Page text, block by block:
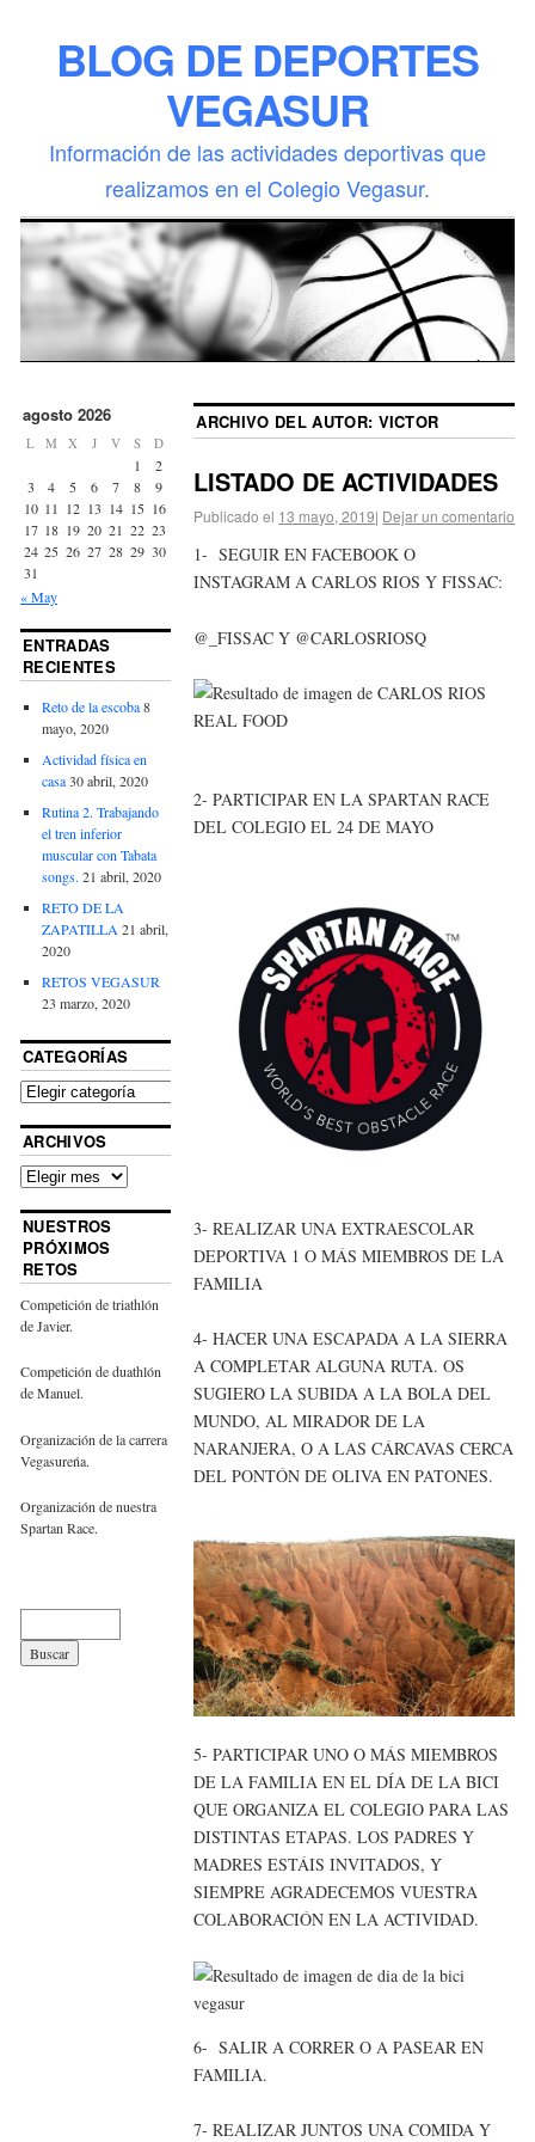
BLOG DE DEPORTES
VEGASUR
Información de las actividades deportivas que
realizamos en el Colegio Vegasur.
ARCHIVO DEL AUTOR: VICTOR
LISTADO DE ACTIVIDADES
Publicado el 13 mayo, 2019| Dejar un comentario
1- SEGUIR EN FACEBOOK O
INSTAGRAM A CARLOS RIOS Y FISSAC:
@_FISSAC Y @CARLOSRIOSQ
2- PARTICIPAR EN LA SPARTAN RACE
DEL COLEGIO EL 24 DE MAYO
3- REALIZAR UNA EXTRAESCOLAR
DEPORTIVA 1 O MÁS MIEMBROS DE LA
FAMILIA
4- HACER UNA ESCAPADA A LA SIERRA
A COMPLETAR ALGUNA RUTA. OS
SUGIERO LA SUBIDA A LA BOLA DEL
MUNDO, AL MIRADOR DE LA
NARANJERA, O A LAS CÁRCAVAS CERCA
DEL PONTÓN DE OLIVA EN PATONES.
5- PARTICIPAR UNO O MÁS MIEMBROS
DE LA FAMILIA EN EL DÍA DE LA BICI
QUE ORGANIZA EL COLEGIO PARA LAS
DISTINTAS ETAPAS. LOS PADRES Y
MADRES ESTÁIS INVITADOS, Y
SIEMPRE AGRADECEMOS VUESTRA
COLABORACIÓN EN LA ACTIVIDAD.
6- SALIR A CORRER O A PASEAR EN
FAMILIA.
7- REALIZAR JUNTOS UNA COMIDA Y
agosto 2026
L M X J V S D
« May
1
2
3
4 5 6 7 8
9
10 11 12 13 14 15 16
17 18 19 20 21 22 23
24 25 26 27 28 29 30
31
ENTRADAS
RECIENTES
Reto de la escoba8
mayo, 2020
Actividad física en
casa30 abril, 2020
Rutina 2. Trabajando
el tren inferior
muscular con Tabata
songs. 21 abril, 2020
RETO DE LA
ZAPATILLA 21 abril,
2020
RETOS VEGASUR
23 marzo, 2020
CATEGORÍAS
ARCHIVOS
NUESTROS
PRÓXIMOS
RETOS
Competición de triathlón
de Javier.
Competición de duathlón
de Manuel.
Organización de la carrera
Vegasureńa.
Organización de nuestra
Spartan Race.